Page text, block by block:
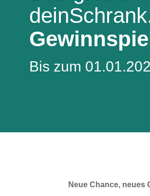
Vitrine
Massivholzschrank
Hängeschrank
Bis zum
Neue Chance, neues
Fronten renovieren
Für Dachschrägen
Hängeboards
Regale
White Living